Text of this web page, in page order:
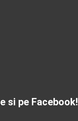
si pe Facebook!